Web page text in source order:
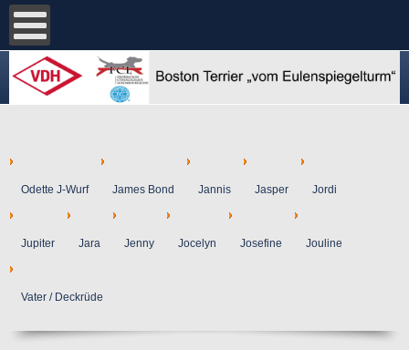
Odette J-Wurf James Bond Jannis Jasper Jordi
Jupiter Jara Jenny Jocelyn Josefine Jouline
Vater / Deckrüde